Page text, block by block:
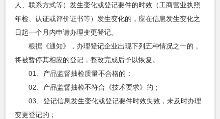
人、联系方式等）发生变化或登记要件的时效（工商营业执照
年检、认证或评价证书等）发生变化的，应在信息发生变化之
日起一个月内申请办理变更登记。
根据《通知》，办理登记企业出现下列五种情况之一的，
将被暂停其相应的登记，整改完成后予以恢复。
01、产品监督抽检质量不合格的；
02、产品监督抽检不符合《技术要求》的；
03、登记信息发生变化或登记要件时效失效，未及时办理
变更登记的；